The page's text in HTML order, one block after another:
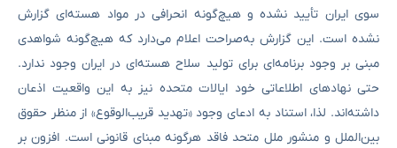
سوی ایران تأیید نشده و هیچ‌گونه انحرافی در مواد هسته‌ای گزارش
نشده است. این گزارش به‌صراحت اعلام می‌دارد که هیچ‌گونه شواهدی
مبنی بر وجود برنامه‌ای برای تولید سلاح هسته‌ای در ایران وجود ندارد.
حتی نهادهای اطلاعاتی خود ایالات متحده نیز به این واقعیت اذعان
داشته‌اند. لذا، استناد به ادعای وجود «تهدید قریب‌الوقوع» از منظر حقوق
بین‌الملل و منشور ملل متحد فاقد هرگونه مبنای قانونی است. افزون بر